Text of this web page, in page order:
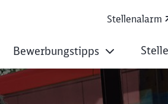
Stellenalarm
Bewerbungstipps